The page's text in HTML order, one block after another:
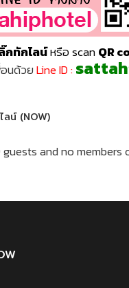
กทักไลน์หรือ scanQR
นด้วยLine ID :
น์ (NOW)
guests and no members